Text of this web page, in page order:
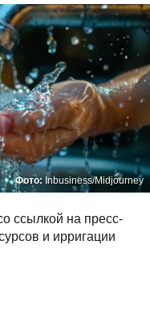
Фото: Inbusiness/Midjourney
ссылкой на пресс-
и ирригации